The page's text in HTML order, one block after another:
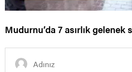
Mudurnu’da 7 asırlık gelenek